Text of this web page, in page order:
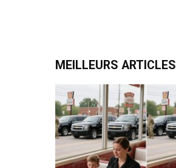
MEILLEURS ARTICLES